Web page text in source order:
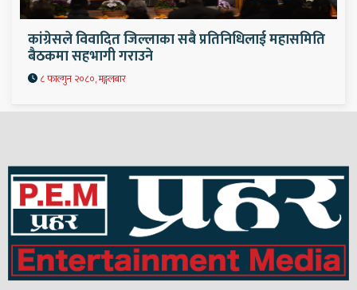
कांग्रेसले विवादित जिल्लाका सबै प्रतिनिधिलाई महासमिति
बैठकमा सहभागी गराउने
८ फाल्गुन २०८०, मङ्गलबार